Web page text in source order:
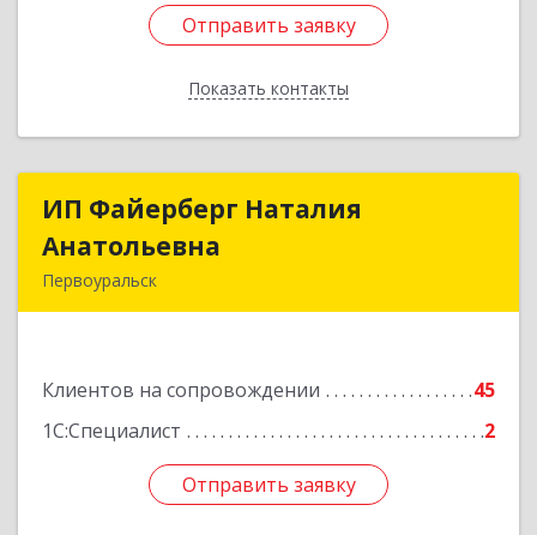
Отправить заявку
Показать контакты
Отправить заявку
Назад
ИП Файерберг Наталия
Анатольевна
Первоуральск
Клиентов на сопровождении
45
1С:Специалист
2
Отправить заявку
ИП Файерберг Наталия
Подробнее
Отправить заявку